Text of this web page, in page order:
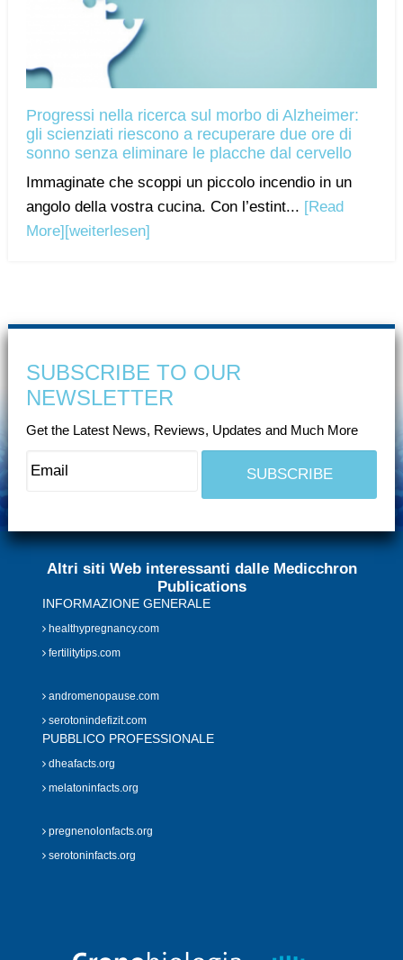
Progressi nella ricerca sul morbo di Alzheimer:
gli scienziati riescono a recuperare due ore di
sonno senza eliminare le placche dal cervello
Immaginate che scoppi un piccolo incendio in un
angolo della vostra cucina. Con l’estint... [Read
More][weiterlesen]
SUBSCRIBE TO OUR
NEWSLETTER
Get the Latest News, Reviews, Updates and Much More
Altri siti Web interessanti dalle Medicchron
Publications
INFORMAZIONE GENERALE
healthypregnancy.com
fertilitytips.com
andromenopause.com
serotonindefizit.com
PUBBLICO PROFESSIONALE
dheafacts.org
melatoninfacts.org
pregnenolonfacts.org
serotoninfacts.org